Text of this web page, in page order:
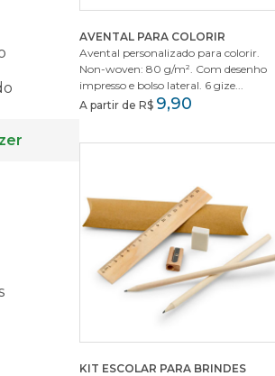
AVENTAL PARA COLORIR
Avental personalizado para colorir.
Non-woven: 80 g/m². Com desenho
impresso e bolso lateral. 6 gize...
A partir de R$ 9,90
KIT ESCOLAR PARA BRINDES